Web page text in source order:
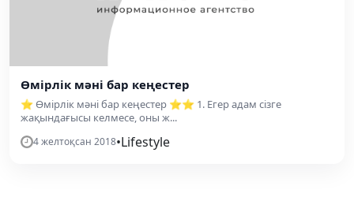
Өмірлік мәні бар кеңестер
⭐ Өмірлік мәні бар кеңестер ⭐⭐ 1. Егер адам сізге
жақындағысы келмесе, оны ж...
4 желтоқсан 2018•Lifestyle